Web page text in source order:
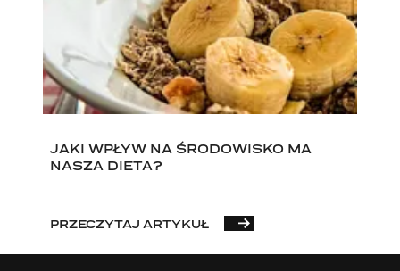
JAKI WPŁYW NA ŚRODOWISKO MA
NASZA DIETA?
PRZECZYTAJ ARTYKUŁ